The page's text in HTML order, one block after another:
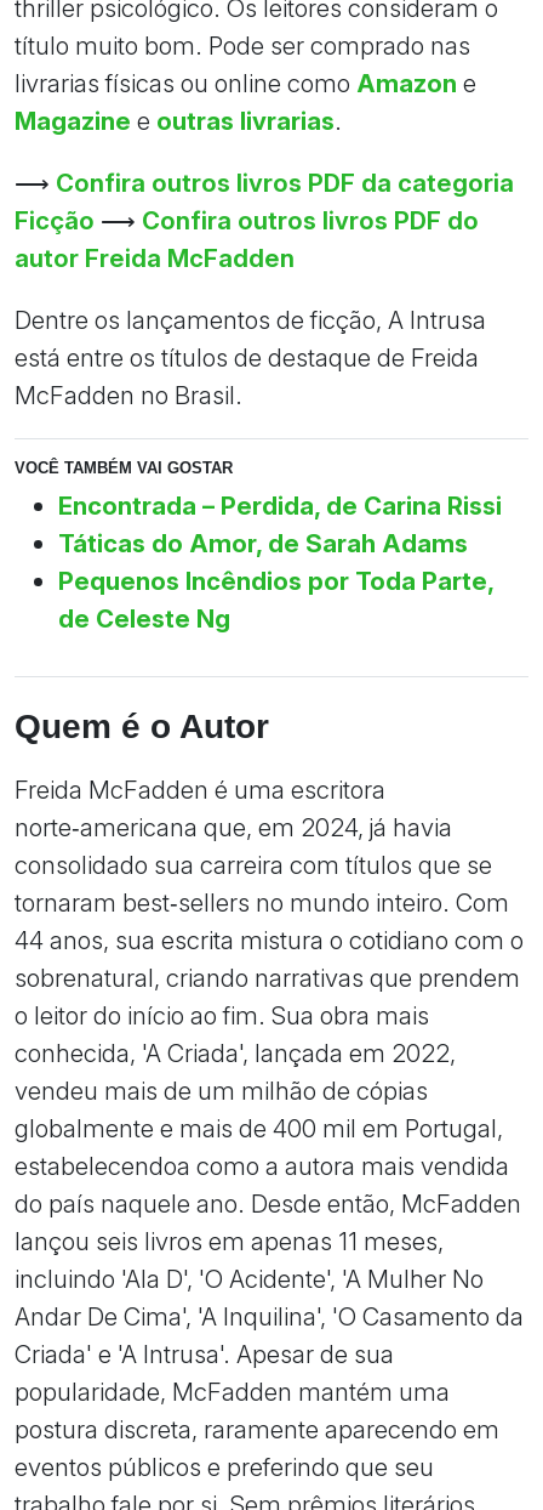
thriller psicológico. Os leitores consideram o
título muito bom. Pode ser comprado nas
livrarias físicas ou online como Amazon e
Magazine e outras livrarias.
⟶ Confira outros livros PDF da categoria
Ficção ⟶ Confira outros livros PDF do
autor Freida McFadden
Dentre os lançamentos de ficção, A Intrusa
está entre os títulos de destaque de Freida
McFadden no Brasil.
VOCÊ TAMBÉM VAI GOSTAR
Encontrada – Perdida, de Carina Rissi
Táticas do Amor, de Sarah Adams
Pequenos Incêndios por Toda Parte,
de Celeste Ng
Quem é o Autor
Freida McFadden é uma escritora
norte‑americana que, em 2024, já havia
consolidado sua carreira com títulos que se
tornaram best‑sellers no mundo inteiro. Com
44 anos, sua escrita mistura o cotidiano com o
sobrenatural, criando narrativas que prendem
o leitor do início ao fim. Sua obra mais
conhecida, 'A Criada', lançada em 2022,
vendeu mais de um milhão de cópias
globalmente e mais de 400 mil em Portugal,
estabelecendoa como a autora mais vendida
do país naquele ano. Desde então, McFadden
lançou seis livros em apenas 11 meses,
incluindo 'Ala D', 'O Acidente', 'A Mulher No
Andar De Cima', 'A Inquilina', 'O Casamento da
Criada' e 'A Intrusa'. Apesar de sua
popularidade, McFadden mantém uma
postura discreta, raramente aparecendo em
eventos públicos e preferindo que seu